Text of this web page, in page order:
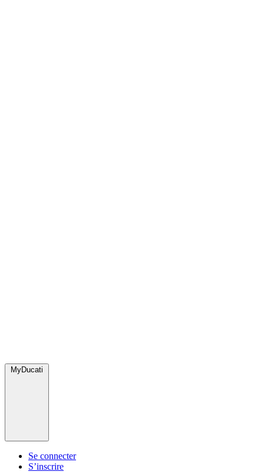
MyDucati
Se connecter
S’inscrire